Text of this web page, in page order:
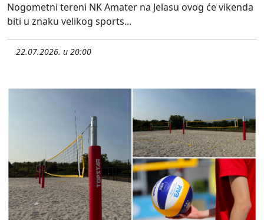
Nogometni tereni NK Amater na Jelasu ovog će vikenda
biti u znaku velikog sports...
22.07.2026. u 20:00